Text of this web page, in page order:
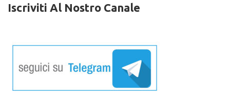
Iscriviti Al Nostro Canale